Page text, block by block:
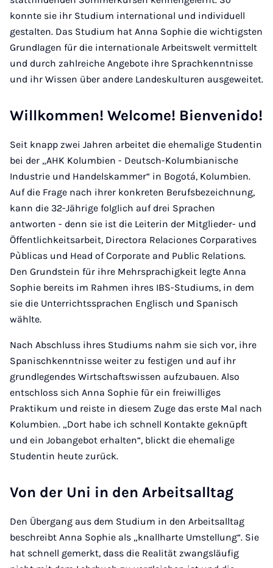
konnte sie ihr Studium international und individuell
gestalten. Das Studium hat Anna Sophie die wichtigsten
Grundlagen für die internationale Arbeitswelt vermittelt
und durch zahlreiche Angebote ihre Sprachkenntnisse
und ihr Wissen über andere Landeskulturen ausgeweitet.
Willkommen! Welcome! Bienvenido!
Seit knapp zwei Jahren arbeitet die ehemalige Studentin
bei der „AHK Kolumbien - Deutsch-Kolumbianische
Industrie und Handelskammer“ in Bogotá, Kolumbien.
Auf die Frage nach ihrer konkreten Berufsbezeichnung,
kann die 32-Jährige folglich auf drei Sprachen
antworten - denn sie ist die Leiterin der Mitglieder- und
Öffentlichkeitsarbeit, Directora Relaciones Corparatives
Pùblicas und Head of Corporate and Public Relations.
Den Grundstein für ihre Mehrsprachigkeit legte Anna
Sophie bereits im Rahmen ihres IBS-Studiums, in dem
sie die Unterrichtssprachen Englisch und Spanisch
wählte.
Nach Abschluss ihres Studiums nahm sie sich vor, ihre
Spanischkenntnisse weiter zu festigen und auf ihr
grundlegendes Wirtschaftswissen aufzubauen. Also
entschloss sich Anna Sophie für ein freiwilliges
Praktikum und reiste in diesem Zuge das erste Mal nach
Kolumbien. „Dort habe ich schnell Kontakte geknüpft
und ein Jobangebot erhalten“, blickt die ehemalige
Studentin heute zurück.
Von der Uni in den Arbeitsalltag
Den Übergang aus dem Studium in den Arbeitsalltag
beschreibt Anna Sophie als „knallharte Umstellung“. Sie
hat schnell gemerkt, dass die Realität zwangsläufig